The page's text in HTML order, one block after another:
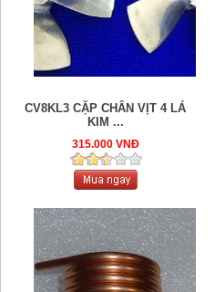
CV8KL3 CẶP CHÂN VỊT 4 LÁ
KIM ...
315.000 VNĐ